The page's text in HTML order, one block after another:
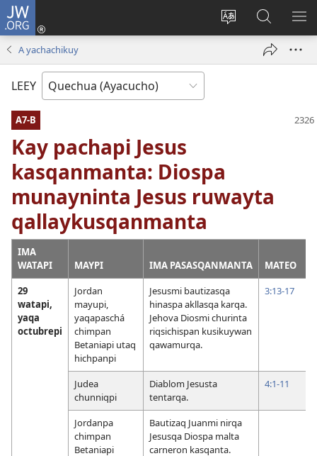
JW.ORG
Rimaynikita
cambianapaq
Qallarinaykipaq
(abre
JW.ORG
nisqapi
A yachachikuy
LEEY
A7-B
Kay pachapi Jesus
kasqanmanta: Diospa
munayninta Jesus ruwayta
qallaykusqanmanta
IMA
WATAPI
MAYPI IMA PASASQANMANTA
MATEO
29
watapi,
yaqa
octubrepi
Jordan
mayupi,
yaqapaschá
chimpan
Betaniapi utaq
hichpanpi
Jesusmi bautizasqa
hinaspa akllasqa karqa.
Jehova Diosmi churinta
riqsichispan kusikuywan
qawamurqa.
3:13-17
Judea
chunniqpi
Diablom Jesusta
tentarqa.
4:1-11
Jordanpa
chimpan
Betaniapi
Bautizaq Juanmi nirqa
Jesusqa Diospa malta
carneron kasqanta.